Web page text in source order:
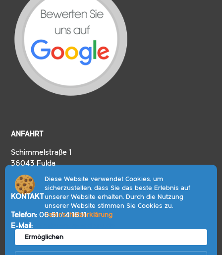
066141611
Diese Website verwendet Cookies, um
sicherzustellen, dass Sie das beste Erlebnis auf
unserer Website erhalten. Durch die Nutzung
unserer Website stimmen Sie Cookies zu.
Datenschutzerklärung
Ermöglichen
ANFAHRT
Schimmelstraße 1
36043 Fulda
KONTAKT
Telefon: 06 61 / 4 16 11
E‑Mail: